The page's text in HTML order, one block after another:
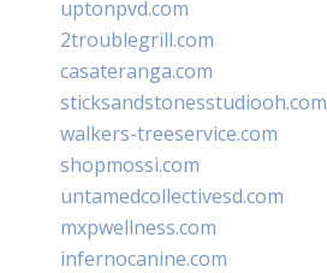
uptonpvd.com
2troublegrill.com
casateranga.com
sticksandstonesstudiooh.com
walkers-treeservice.com
shopmossi.com
untamedcollectivesd.com
mxpwellness.com
infernocanine.com